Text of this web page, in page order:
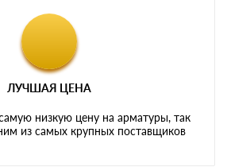
ЛУЧШАЯ ЦЕНА
низкую цену на арматуры, так
из самых крупных поставщиков